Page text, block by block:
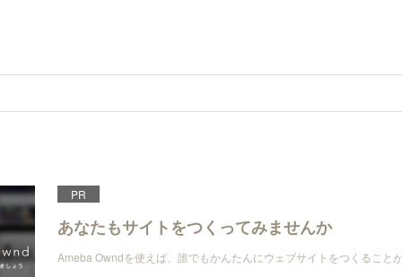
PR
あなたもサイトをつくってみませんか
Ameba Owndを使えば、誰でもかんたんにウェブサイトをつくることが